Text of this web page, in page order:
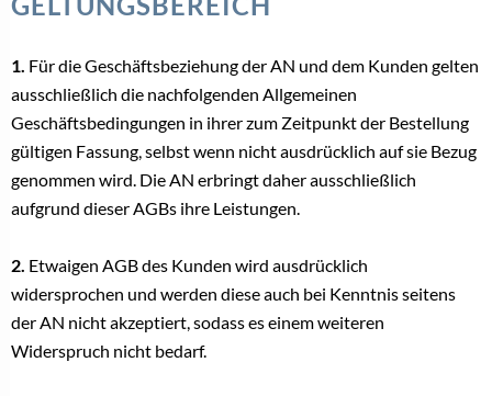
1. Für die Geschäftsbeziehung der AN und dem Kunden gelten
ausschließlich die nachfolgenden Allgemeinen
Geschäftsbedingungen in ihrer zum Zeitpunkt der Bestellung
gültigen Fassung, selbst wenn nicht ausdrücklich auf sie Bezug
genommen wird. Die AN erbringt daher ausschließlich
aufgrund dieser AGBs ihre Leistungen.
2. Etwaigen AGB des Kunden wird ausdrücklich
widersprochen und werden diese auch bei Kenntnis seitens
der AN nicht akzeptiert, sodass es einem weiteren
Widerspruch nicht bedarf.